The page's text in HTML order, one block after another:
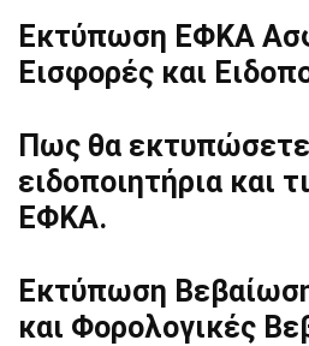
Εκτύπωση ΕΦΚΑ
Εισφορές και
Πως θα
ειδοποιητήρια και
ΕΦΚΑ.
Εκτύπωση
και Φορολογικές